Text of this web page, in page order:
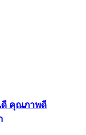
ดี คุณภาพดี